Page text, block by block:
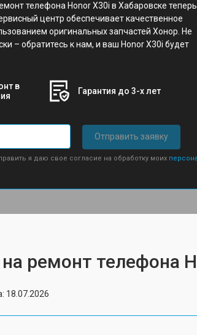
телефона Honor X30i в Хабаровске теперь
центр обеспечивает качественное
оригинальных запчастей Хонор. Не
– обратитесь к нам, и ваш Honor X30i будет
в
Гарантия до 3-х лет
Отправить заявку
я даю свое согласие на обработку моих
ремонт телефона
18.07.2026